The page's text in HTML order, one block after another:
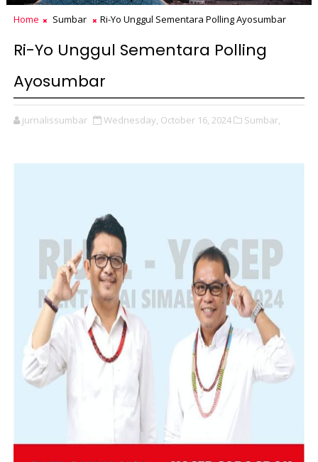
Home Sumbar Ri-Yo Unggul Sementara Polling Ayosumbar
Ri-Yo Unggul Sementara Polling
Ayosumbar
jurnalissumbar Wednesday, October 16, 2024 Sumbar,